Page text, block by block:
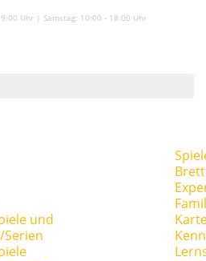
Uhr | Samstag: 10:00 - 18:00 Uhr
und
Serien